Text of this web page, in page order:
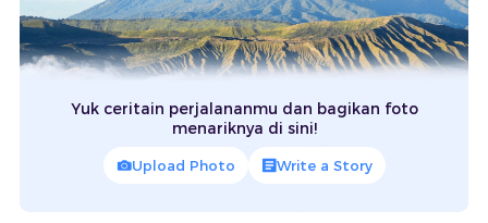
Yuk ceritain perjalananmu dan bagikan foto
menariknya di sini!
Upload Photo Write a Story